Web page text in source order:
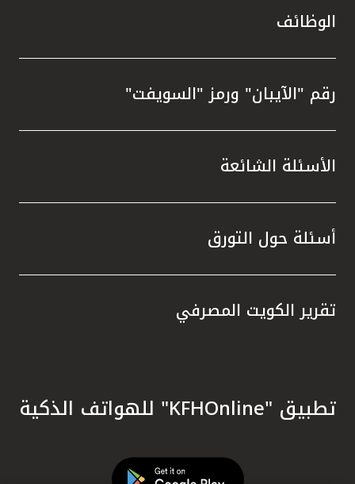
الوظائف
رقم "الآيبان" ورمز "السويفت"
الأسئلة الشائعة
أسئلة حول التورق
تقرير الكويت المصرفي
تطبيق "KFHOnline" للهواتف الذكية